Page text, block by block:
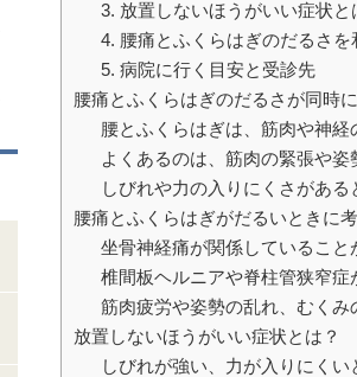
3. 放置しないほうがいい症状と
4. 腰痛とふくらはぎのだるさ
5. 病院に行く目安と受診先
腰痛とふくらはぎのだるさが同時
腰とふくらはぎは、筋肉や神
よくあるのは、筋肉の緊張や
しびれや力の入りにくさがあ
腰痛とふくらはぎがだるいときに
坐骨神経痛が関係していること
椎間板ヘルニアや脊柱管狭窄
筋肉疲労や姿勢の乱れ、むく
放置しないほうがいい症状とは？
しびれが強い、力が入りにく